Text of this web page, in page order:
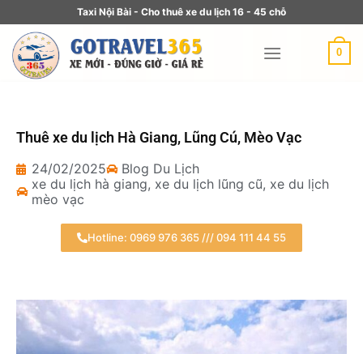
Taxi Nội Bài - Cho thuê xe du lịch 16 - 45 chỗ
0
Thuê xe du lịch Hà Giang, Lũng Cú, Mèo Vạc
24/02/2025
Blog Du Lịch
xe du lịch hà giang, xe du lịch lũng cũ, xe du lịch
mèo vạc
Hotline: 0969 976 365 /// 094 111 44 55